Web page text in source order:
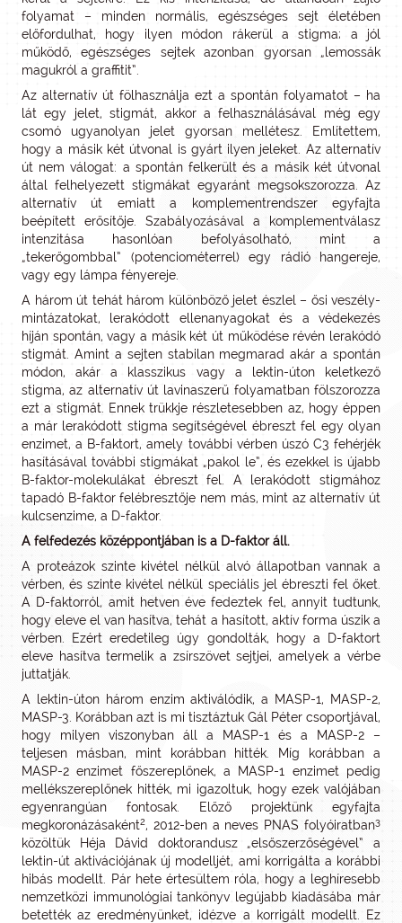
folyamat – minden normális, egészséges sejt életében
előfordulhat, hogy ilyen módon rákerül a stigma; a jól
működő, egészséges sejtek azonban gyorsan „lemossák
magukról a graffitit”.
Az alternatív út fölhasználja ezt a spontán folyamatot – ha
lát egy jelet, stigmát, akkor a felhasználásával még egy
csomó ugyanolyan jelet gyorsan mellétesz. Említettem,
hogy a másik két útvonal is gyárt ilyen jeleket. Az alternatív
út nem válogat: a spontán felkerült és a másik két útvonal
által felhelyezett stigmákat egyaránt megsokszorozza. Az
alternatív út emiatt a komplementrendszer egyfajta
beépített erősítője. Szabályozásával a komplementválasz
intenzitása hasonlóan befolyásolható, mint a
„tekerőgombbal” (potenciométerrel) egy rádió hangereje,
vagy egy lámpa fényereje.
A három út tehát három különböző jelet észlel – ősi veszély-
mintázatokat, lerakódott ellenanyagokat és a védekezés
híján spontán, vagy a másik két út működése révén lerakódó
stigmát. Amint a sejten stabilan megmarad akár a spontán
módon, akár a klasszikus vagy a lektin-úton keletkező
stigma, az alternatív út lavinaszerű folyamatban fölszorozza
ezt a stigmát. Ennek trükkje részletesebben az, hogy éppen
a már lerakódott stigma segítségével ébreszt fel egy olyan
enzimet, a B-faktort, amely további vérben úszó C3 fehérjék
hasításával további stigmákat „pakol le”, és ezekkel is újabb
B-faktor-molekulákat ébreszt fel. A lerakódott stigmához
tapadó B-faktor felébresztője nem más, mint az alternatív út
kulcsenzime, a D-faktor.
A felfedezés középpontjában is a D-faktor áll.
A proteázok szinte kivétel nélkül alvó állapotban vannak a
vérben, és szinte kivétel nélkül speciális jel ébreszti fel őket.
A D-faktorról, amit hetven éve fedeztek fel, annyit tudtunk,
hogy eleve el van hasítva, tehát a hasított, aktív forma úszik a
vérben. Ezért eredetileg úgy gondolták, hogy a D-faktort
eleve hasítva termelik a zsírszövet sejtjei, amelyek a vérbe
juttatják.
A lektin-úton három enzim aktiválódik, a MASP-1, MASP-2,
MASP-3. Korábban azt is mi tisztáztuk Gál Péter csoportjával,
hogy milyen viszonyban áll a MASP-1 és a MASP-2 –
teljesen másban, mint korábban hitték. Míg korábban a
MASP-2 enzimet főszereplőnek, a MASP-1 enzimet pedig
mellékszereplőnek hitték, mi igazoltuk, hogy ezek valójában
egyenrangúan fontosak. Előző projektünk egyfajta
megkoronázásaként2, 2012-ben a neves PNAS folyóiratban3
közöltük Héja Dávid doktorandusz „elsőszerzőségével” a
lektin-út aktivációjának új modelljét, ami korrigálta a korábbi
hibás modellt. Pár hete értesültem róla, hogy a leghíresebb
nemzetközi immunológiai tankönyv legújabb kiadásába már
betették az eredményünket, idézve a korrigált modellt. Ez